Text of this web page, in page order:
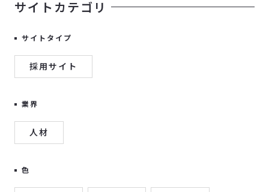
サイトカテゴリ
サイトタイプ
採用サイト
業界
人材
色